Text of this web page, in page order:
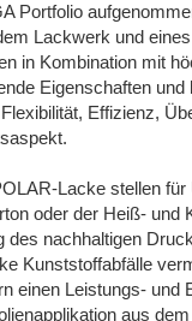
Portfolio
Lackwerk und
in Kombination mit
Eigenschaften
Effizienz,
Lacke stellen
oder der Heiß- und
des nachhaltigen
Kunststoffabfälle
einen Leistungs-
aus